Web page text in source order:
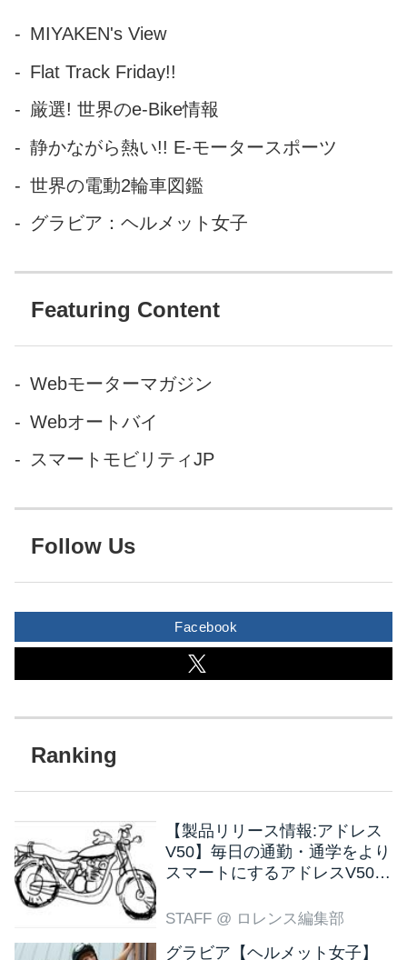
意味ですかね。 その名の通
もないけど宝物のバイクを、
上手にレストアして、いい感
ルダーさんです。 <pqempty>
</pqempty> Dream Wheels
MIYAKEN's View
Flat Track Friday!!
厳選! 世界のe-Bike情報
静かながら熱い!! E-モータースポーツ
世界の電動2輪車図鑑
グラビア：ヘルメット女子
Featuring Content
Webモーターマガジン
Webオートバイ
スマートモビリティJP
Follow Us
Facebook
【製品リリース情報:アドレス
V50】毎日の通勤・通学をより
スマートにするアドレスV50
STAFF @ ロレンス編集部
グラビア【ヘルメット女子】